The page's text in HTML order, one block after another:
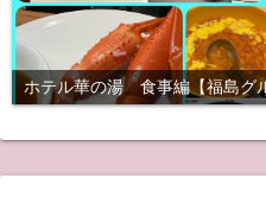
ホテル華の湯 食事編【福島グ